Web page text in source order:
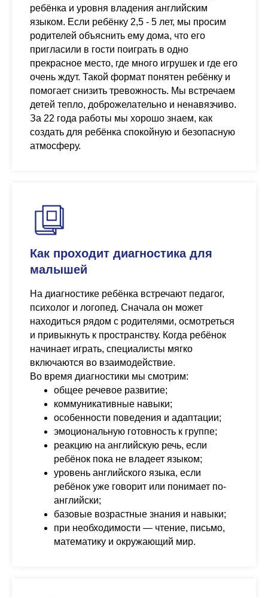
ребёнка и уровня владения английским
языком. Если ребёнку 2,5 - 5 лет, мы просим
родителей объяснить ему дома, что его
пригласили в гости поиграть в одно
прекрасное место, где много игрушек и где его
очень ждут. Такой формат понятен ребёнку и
помогает снизить тревожность. Мы встречаем
детей тепло, доброжелательно и ненавязчиво.
За 22 года работы мы хорошо знаем, как
создать для ребёнка спокойную и безопасную
атмосферу.
Как проходит диагностика для
малышей
На диагностике ребёнка встречают педагог,
психолог и логопед. Сначала он может
находиться рядом с родителями, осмотреться
и привыкнуть к пространству. Когда ребёнок
начинает играть, специалисты мягко
включаются во взаимодействие.
Во время диагностики мы смотрим:
общее речевое развитие;
коммуникативные навыки;
особенности поведения и адаптации;
эмоциональную готовность к группе;
реакцию на английскую речь, если
ребёнок пока не владеет языком;
уровень английского языка, если
ребёнок уже говорит или понимает по-
английски;
базовые возрастные знания и навыки;
при необходимости — чтение, письмо,
математику и окружающий мир.